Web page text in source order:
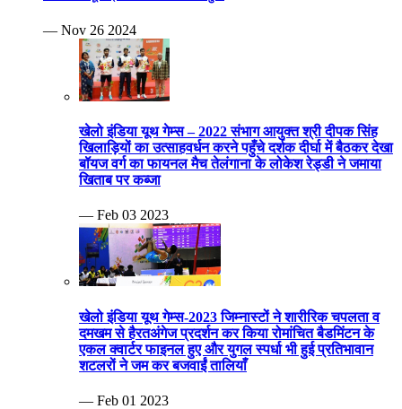
— Nov 26 2024
खेलो इंडिया यूथ गेम्स – 2022 संभाग आयुक्त श्री दीपक सिंह
खिलाड़ियों का उत्साहवर्धन करने पहुँचे दर्शक दीर्घा में बैठकर देखा
बॉयज वर्ग का फायनल मैच तेलंगाना के लोकेश रेड्डी ने जमाया
खिताब पर कब्जा
— Feb 03 2023
खेलो इंडिया यूथ गेम्स-2023 जिम्नास्टों ने शारीरिक चपलता व
दमखम से हैरतअंगेज प्रदर्शन कर किया रोमांचित बैडमिंटन के
एकल क्वार्टर फाइनल हुए और युगल स्पर्धा भी हुई प्रतिभावान
शटलरों ने जम कर बजवाईं तालियाँ
— Feb 01 2023